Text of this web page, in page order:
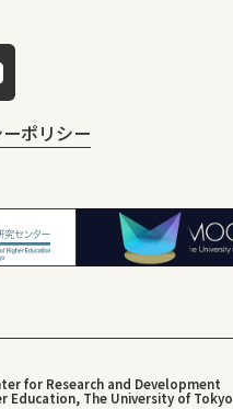
ポリシー
for Research and Development
Education, The University of Tokyo